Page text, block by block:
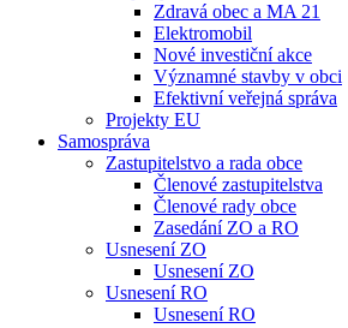
Zdravá obec a MA 21
Elektromobil
Nové investiční akce
Významné stavby v obci
Efektivní veřejná správa
Projekty EU
Samospráva
Zastupitelstvo a rada obce
Členové zastupitelstva
Členové rady obce
Zasedání ZO a RO
Usnesení ZO
Usnesení ZO
Usnesení RO
Usnesení RO